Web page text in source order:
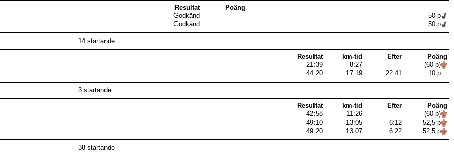
Resultat
Poäng
Godkänd
50 p
Godkänd 50 p
14 startande
Resultat km-tid Efter
Poäng
21:39 8:27
(60 p)
44:20 17:19 22:41 10 p
3 startande
Resultat km-tid Efter
Poäng
42:58 11:26
(60 p)
49:10 13:05 6:12
52,5 p
49:20 13:07 6:22 52,5 p
38 startande